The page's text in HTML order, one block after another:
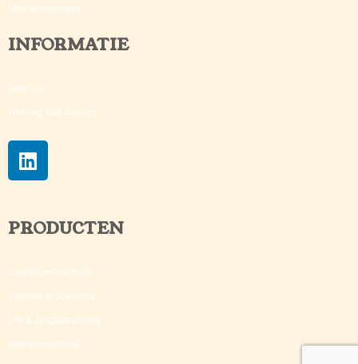
Mijn bestellingen
INFORMATIE
Over ons
Werving van auteurs
PRODUCTEN
Loopbaancoaching
Versterk je coaching​
Life & Jeugdcoaching
Bedrijfscoaching​